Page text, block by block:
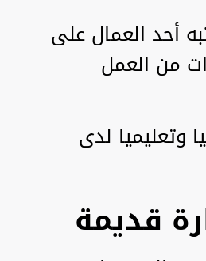
أحد العمال على
من العمل
وتعليميا لدى
قديمة